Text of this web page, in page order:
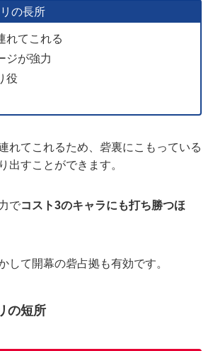
の長所
れてこれる
ジが強力
役
れてこれるため、砦裏にこもっている
出すことができます。
でコスト3のキャラにも打ち勝つほ
して開幕の砦占拠も有効です。
の短所